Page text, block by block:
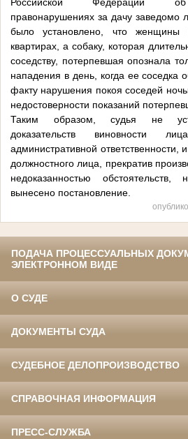
правонарушениях за дачу заведомо
было установлено, что
квартирах, а собаку, которая
соседству, потерпевшая опознала
нападения в день, когда ее соседка
факту нарушения покоя соседей
недостоверности показаний
Таким образом, судья не
доказательств виновности
административной ответственности,
должностного лица, прекратив
недоказанностью
вынесено постановление.
ПОДАЧА ПРОЦЕССУАЛЬНЫХ
ЭЛЕКТРОННОМ ВИДЕ
О СУДЕ
ДОКУМЕНТЫ СУДА
СУДЕБНОЕ ДЕЛОПРОИЗВОДСТВО
СПРАВОЧНАЯ ИНФОРМАЦИЯ
ПРЕСС-СЛУЖБА